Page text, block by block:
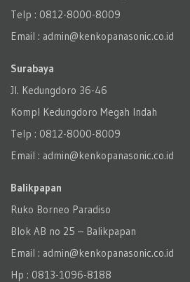
Telp : 0812-8000-8009
Email : admin@kenkopanasonic.co.id
Surabaya
Jl. Kedungdoro 36-46
Kompl Kedungdoro Megah Indah
Telp : 0812-8000-8009
Email : admin@kenkopanasonic.co.id
Balikpapan
Ruko Borneo Paradiso
Blok AB no 25 – Balikpapan
Email : admin@kenkopanasonic.co.id
Hp : 0813-1096-8188